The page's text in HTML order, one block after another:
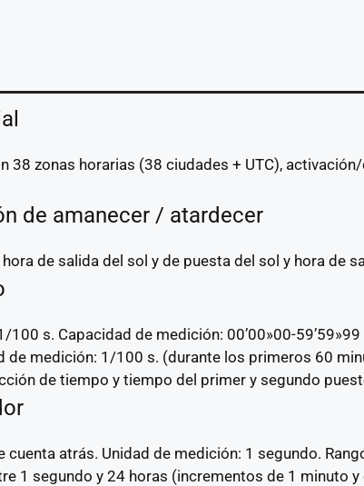
38 zonas horarias (38 ciudades + UTC),
de amanecer / atardecer
de salida del sol y de puesta del sol y hora de
100 s. Capacidad de medición: 00’00»00-
de medición: 1/100 s. (durante los primeros 60
de tiempo y tiempo del primer y segundo
cuenta atrás. Unidad de medición: 1 segundo.
1 segundo y 24 horas (incrementos de 1 minuto y